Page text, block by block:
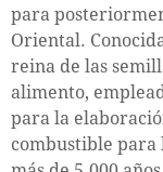
para
Oriental.
reina de las
alimento,
para la
combustible para